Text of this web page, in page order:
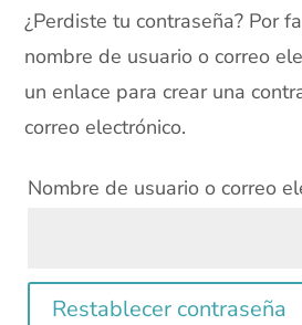
¿Perdiste tu contraseña? Por
nombre de usuario o correo
un enlace para crear una
correo electrónico.
Nombre de usuario o correo
Restablecer contraseña